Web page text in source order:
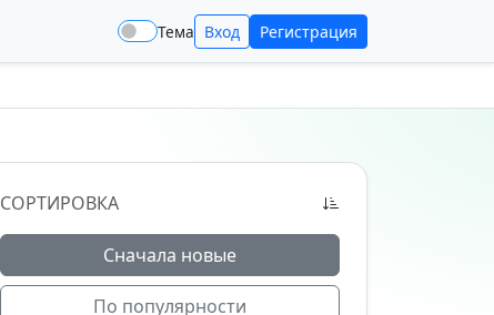
Тема Вход Регистрация
СОРТИРОВКА
Сначала новые
По популярности